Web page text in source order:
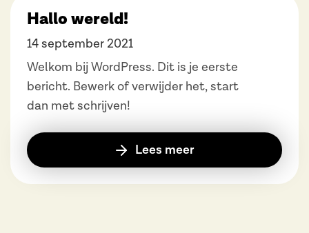
Hallo wereld!
14 september 2021
Welkom bij WordPress. Dit is je eerste
bericht. Bewerk of verwijder het, start
dan met schrijven!
Lees meer